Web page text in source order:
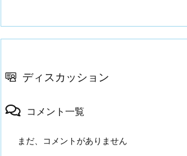
ディスカッション
コメント一覧
まだ、コメントがありません